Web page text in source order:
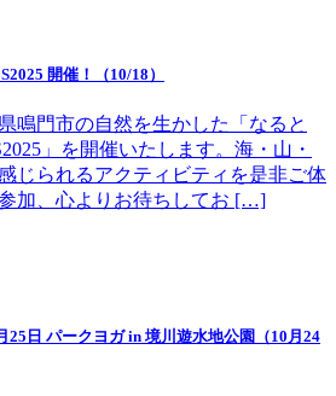
開催！（10/18）
鳴門市の自然を生かした「なると
」を開催いたします。海・山・
じられるアクティビティを是非ご体
加、心よりお待ちしてお […]
25日 パークヨガ in 境川遊水地公園（10月24